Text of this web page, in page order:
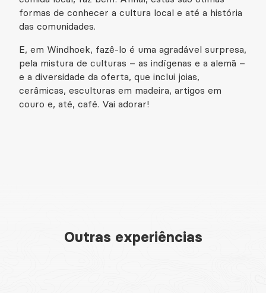
formas de conhecer a cultura local e até a história
das comunidades.
E, em Windhoek, fazê-lo é uma agradável surpresa,
pela mistura de culturas – as indígenas e a alemã –
e a diversidade da oferta, que inclui joias,
cerâmicas, esculturas em madeira, artigos em
couro e, até, café. Vai adorar!
Outras experiências